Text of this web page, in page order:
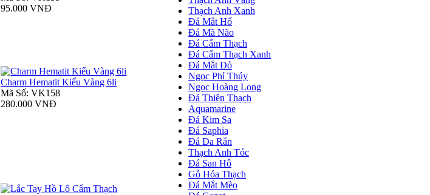
95.000 VNĐ
Charm Hematit Kiểu Vàng 6li
Mã Số: VK158
280.000 VNĐ
Thạch Anh Xanh
Đá Mắt Hổ
Đá Mã Não
Đá Cẩm Thạch
Đá Cẩm Thạch Xanh
Đá Mắt Đỏ
Ngọc Phỉ Thúy
Ngọc Hoàng Long
Đá Thiên Thạch
Aquamarine
Đá Kim Sa
Đá Saphia
Đá Da Rắn
Thạch Anh Tóc
Đá San Hô
Gỗ Hóa Thạch
Đá Mắt Mèo